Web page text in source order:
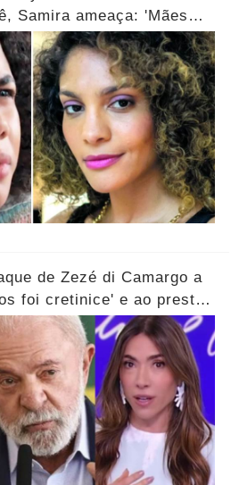
Samira ameaça: 'Mães
... Ver mais
de Zezé di Camargo a
foi cretinice' e ao prestar